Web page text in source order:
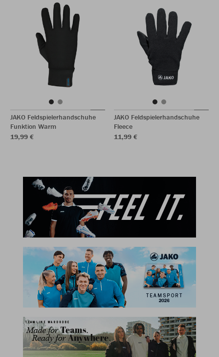
JAKO Feldspielerhandschuhe
Funktion Warm
19,99 €
JAKO Feldspielerhandschuhe
Fleece
11,99 €